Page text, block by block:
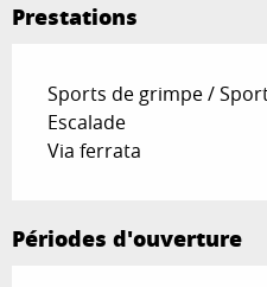
Prestations
Sports de grimpe /
Escalade
Via ferrata
Périodes d'ouverture